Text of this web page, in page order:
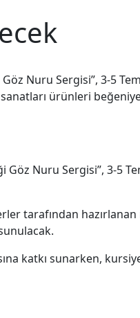
Nuru Sergisi”, 3-5
ürünleri
Göz Nuru Sergisi”, 3-5
tarafından
katkı sunarken,